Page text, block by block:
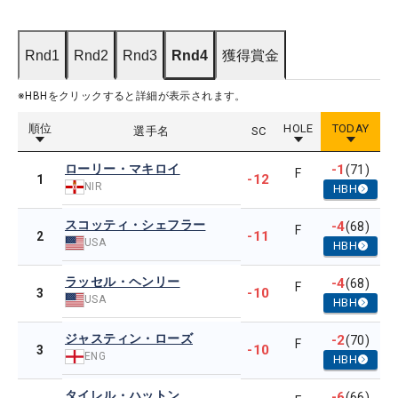
Rnd1 Rnd2 Rnd3 Rnd4 獲得賞金
※HBHをクリックすると詳細が表示されます。
順位 選手名 SC HOLE TODAY
1
ローリー・マキロイ
NIR -12 F -1(71)
HBH
2
スコッティ・シェフラー
USA -11 F -4(68)
HBH
3
ラッセル・ヘンリー
USA -10 F -4(68)
HBH
3
ジャスティン・ローズ
ENG -10 F -2(70)
HBH